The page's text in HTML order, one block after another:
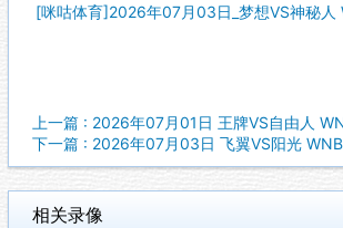
[咪咕体育]2026年07月03日_梦想VS神秘人
上一篇 : 2026年07月01日 王牌VS自由人
下一篇 : 2026年07月03日 飞翼VS阳光
相关录像